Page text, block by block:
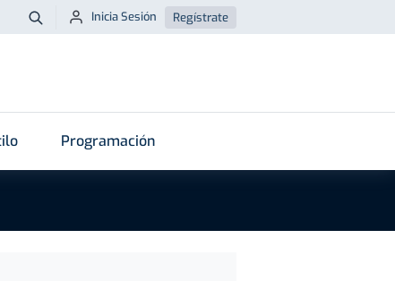
Buscar
Inicia Sesión Regístrate
Programación